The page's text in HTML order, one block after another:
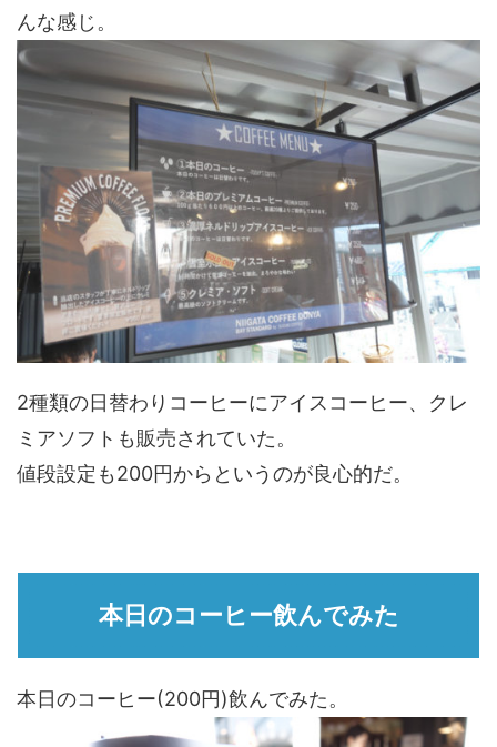
んな感じ。
2種類の日替わりコーヒーにアイスコーヒー、クレ
ミアソフトも販売されていた。
値段設定も200円からというのが良心的だ。
本日のコーヒー飲んでみた
本日のコーヒー(200円)飲んでみた。